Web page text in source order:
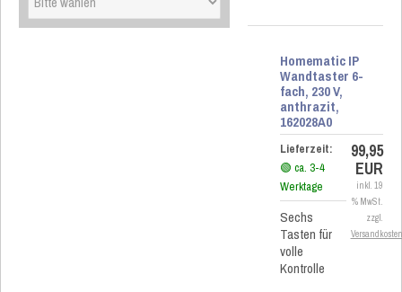
Homematic IP
Wandtaster 6-
fach, 230 V,
anthrazit,
162028A0
Lieferzeit:
🟢 ca. 3-4
Werktage
Sechs
Tasten für
volle
Kontrolle
99,95
EUR
inkl. 19
% MwSt.
zzgl.
Versandkosten